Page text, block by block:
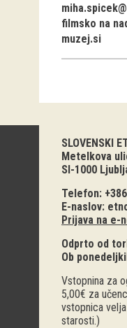
filmsko na
muzej.si
SLOVENSKI
Metelkova
SI-1000
Telefon:
E-naslov:
Prijava na e-
Odprto od
Ob
Vstopnina za
5,00€ za
vstopnica
starosti.)